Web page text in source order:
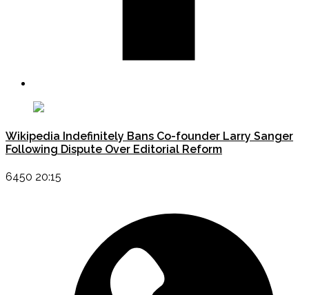
Wikipedia Indefinitely Bans Co-founder Larry Sanger
Following Dispute Over Editorial Reform
6450 20:15